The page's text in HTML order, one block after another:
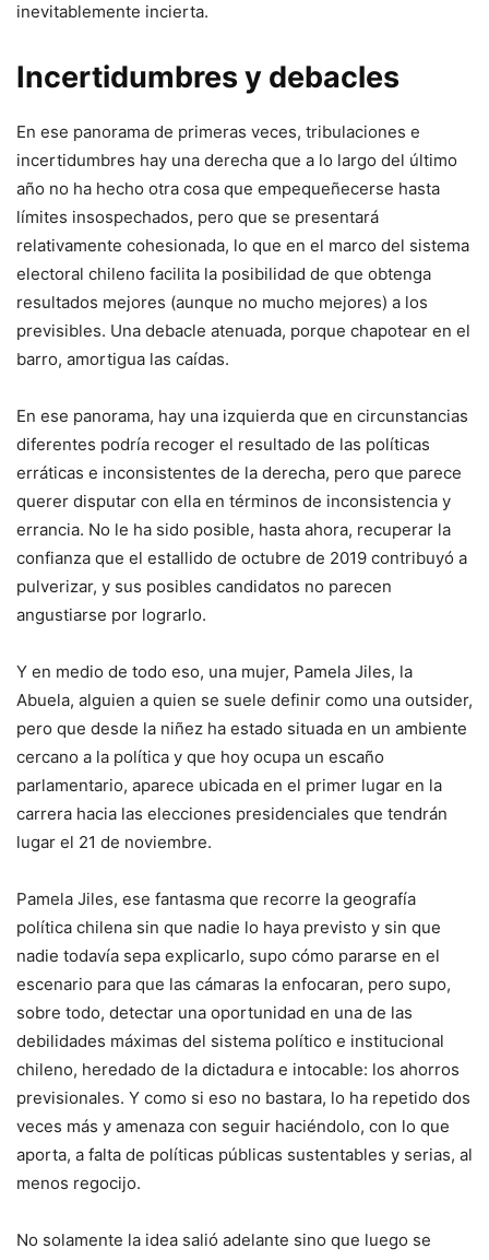
inevitablemente incierta.
Incertidumbres y debacles
En ese panorama de primeras veces, tribulaciones e
incertidumbres hay una derecha que a lo largo del último
año no ha hecho otra cosa que empequeñecerse hasta
límites insospechados, pero que se presentará
relativamente cohesionada, lo que en el marco del sistema
electoral chileno facilita la posibilidad de que obtenga
resultados mejores (aunque no mucho mejores) a los
previsibles. Una debacle atenuada, porque chapotear en el
barro, amortigua las caídas.
En ese panorama, hay una izquierda que en circunstancias
diferentes podría recoger el resultado de las políticas
erráticas e inconsistentes de la derecha, pero que parece
querer disputar con ella en términos de inconsistencia y
errancia. No le ha sido posible, hasta ahora, recuperar la
confianza que el estallido de octubre de 2019 contribuyó a
pulverizar, y sus posibles candidatos no parecen
angustiarse por lograrlo.
Y en medio de todo eso, una mujer, Pamela Jiles, la
Abuela, alguien a quien se suele definir como una outsider,
pero que desde la niñez ha estado situada en un ambiente
cercano a la política y que hoy ocupa un escaño
parlamentario, aparece ubicada en el primer lugar en la
carrera hacia las elecciones presidenciales que tendrán
lugar el 21 de noviembre.
Pamela Jiles, ese fantasma que recorre la geografía
política chilena sin que nadie lo haya previsto y sin que
nadie todavía sepa explicarlo, supo cómo pararse en el
escenario para que las cámaras la enfocaran, pero supo,
sobre todo, detectar una oportunidad en una de las
debilidades máximas del sistema político e institucional
chileno, heredado de la dictadura e intocable: los ahorros
previsionales. Y como si eso no bastara, lo ha repetido dos
veces más y amenaza con seguir haciéndolo, con lo que
aporta, a falta de políticas públicas sustentables y serias, al
menos regocijo.
No solamente la idea salió adelante sino que luego se